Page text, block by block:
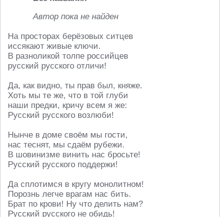
Автор пока не найден
На просторах берёзовых ситцев
иссякают живые ключи.
В разноликой толпе российцев
русский русского отличи!
Да, как видно, ты прав был, княже.
Хоть мы те же, что в той глуби
наши предки, кричу всем я же:
Русский русского возлюби!
Нынче в доме своём мы гости,
нас теснят, мы сдаём рубежи.
В шовинизме винить нас бросьте!
Русский русского поддержи!
Да сплотимся в кругу монолитном!
Порознь легче врагам нас бить.
Брат по крови! Ну что делить нам?
Русский русского не обидь!